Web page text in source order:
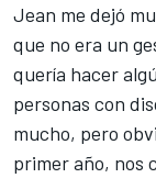
Jean me dejó
que no era un
quería hacer
personas con
mucho, pero
primer año, nos